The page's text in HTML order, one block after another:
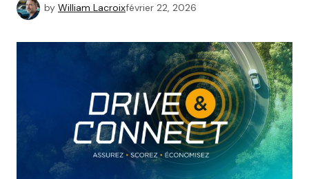
by William Lacroixfévrier 22, 2026